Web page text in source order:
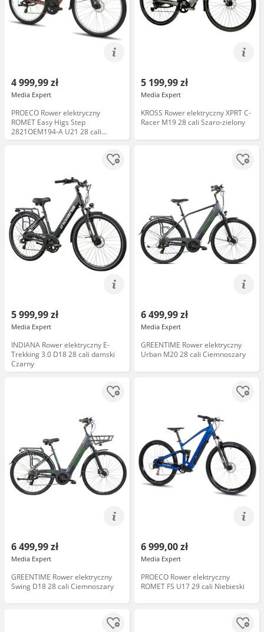
4 999,99 zł
Media Expert
PROECO Rower elektryczny
ROMET Easy Higs Step
2821OEM194-A U21 28 cali
Brązowy
5 199,99 zł
Media Expert
KROSS Rower elektryczny XPRT C-
Racer M19 28 cali Szaro-zielony
5 999,99 zł
Media Expert
INDIANA Rower elektryczny E-
Trekking 3.0 D18 28 cali damski
Czarny
6 499,99 zł
Media Expert
GREENTIME Rower elektryczny
Urban M20 28 cali Ciemnoszary
6 499,99 zł
Media Expert
GREENTIME Rower elektryczny
Swing D18 28 cali Ciemnoszary
6 999,00 zł
Media Expert
PROECO Rower elektryczny
ROMET FS U17 29 cali Niebieski